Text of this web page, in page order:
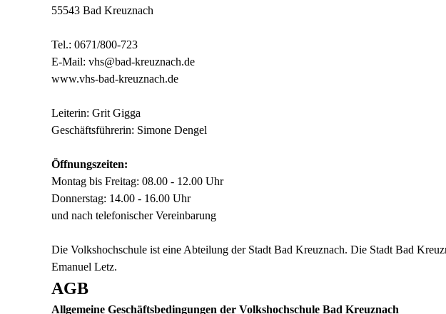
55543 Bad Kreuznach
Tel.: 0671/800-723
E-Mail: vhs@bad-kreuznach.de
www.vhs-bad-kreuznach.de
Leiterin: Grit Gigga
Geschäftsführerin: Simone Dengel
Öffnungszeiten:
Montag bis Freitag: 08.00 - 12.00 Uhr
Donnerstag: 14.00 - 16.00 Uhr
und nach telefonischer Vereinbarung
Die Volkshochschule ist eine Abteilung der Stadt Bad Kreuznach. Die Stadt Bad
Emanuel Letz.
AGB
Allgemeine Geschäftsbedingungen der Volkshochschule Bad Kreuznach